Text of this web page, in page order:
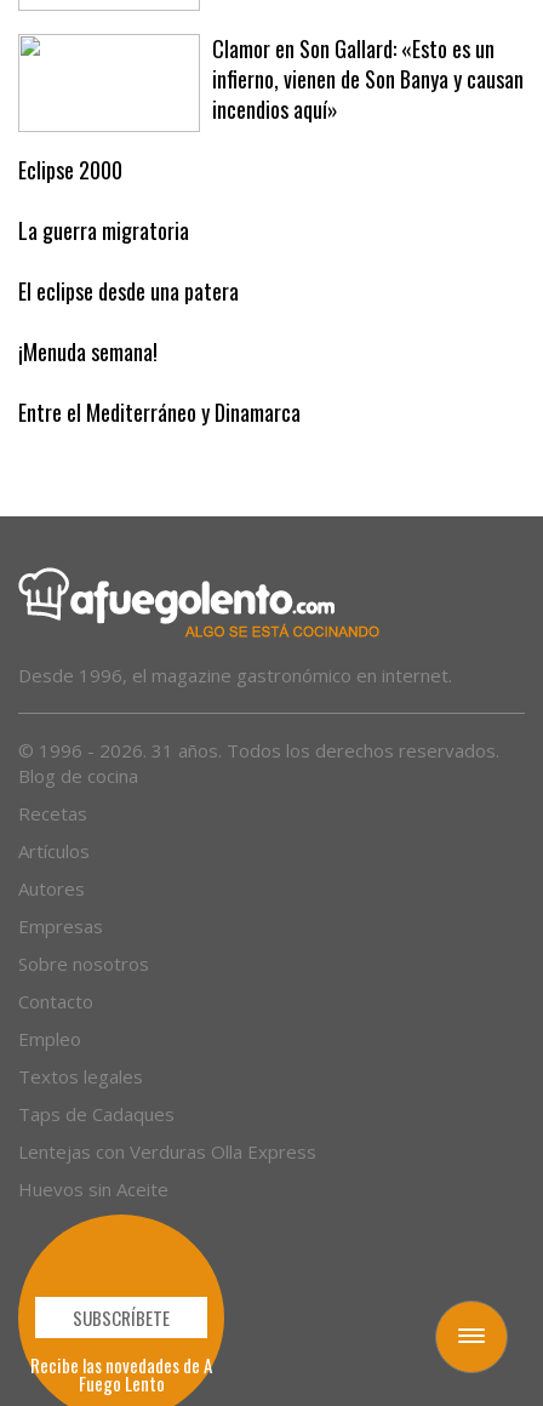
Toggle
navigation
vers’
Clamor en Son Gallard: «Esto es un
infierno, vienen de Son Banya y causan
Eclipse 2000
La guerra migratoria
El eclipse desde una patera
¡Menuda semana!
Blog de cocina
Recetas
Artículos
Autores
Empresas
Sobre nosotros
Contacto
Empleo
Textos legales
Taps de Cadaques
Lentejas con Verduras Olla Express
Huevos sin Aceite
SUBSCRÍBETE